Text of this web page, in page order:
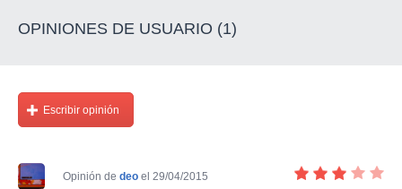
OPINIONES DE USUARIO (1)
Escribir opinión
Opinión de deo el 29/04/2015